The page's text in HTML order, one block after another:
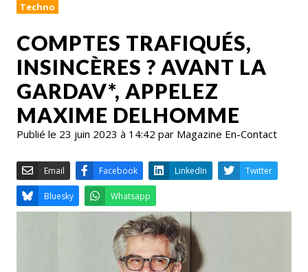
Techno
COMPTES TRAFIQUÉS,
INSINCÈRES ? AVANT LA
GARDAV*, APPELEZ
MAXIME DELHOMME
Publié le 23 juin 2023 à 14:42 par Magazine En-Contact
Facebook